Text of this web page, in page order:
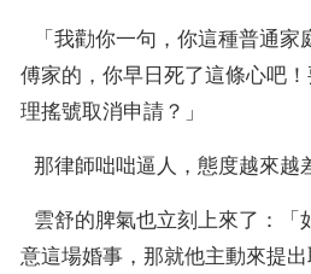
傅家的，你早日死了這條心吧
理搖號取消申請？」
那律師咄咄逼人，態度越來越
意這場婚事，那就他主動來提